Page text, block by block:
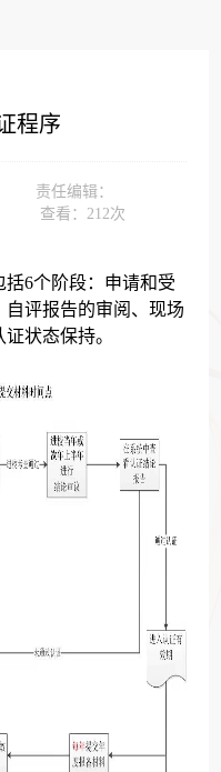
程序
责任编辑：
查看： 212次
6个阶段：申请和受
评报告的审阅、现场
状态保持。